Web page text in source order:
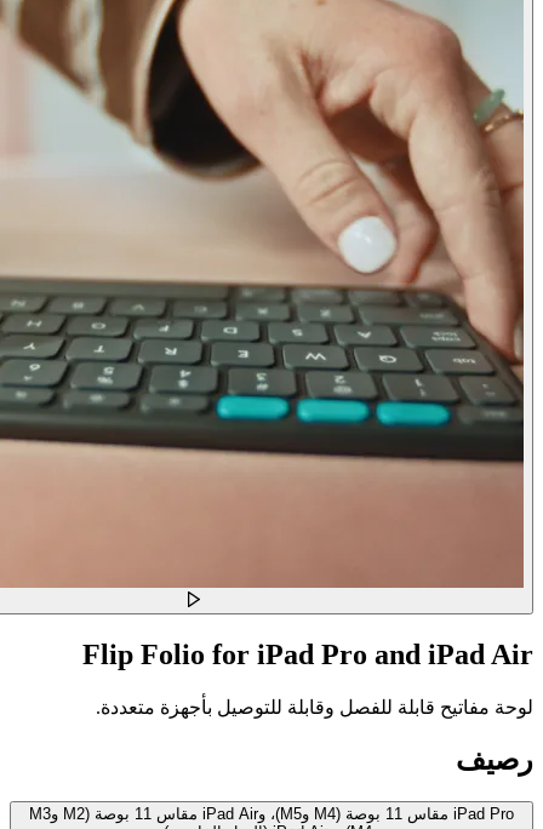
Flip Folio for iPad Pro and iPad Air
لوحة مفاتيح قابلة للفصل وقابلة للتوصيل بأجهزة متعددة.
رصيف
iPad Pro مقاس 11 بوصة (M4 وM5)، وiPad Air مقاس 11 بوصة (M2 وM3